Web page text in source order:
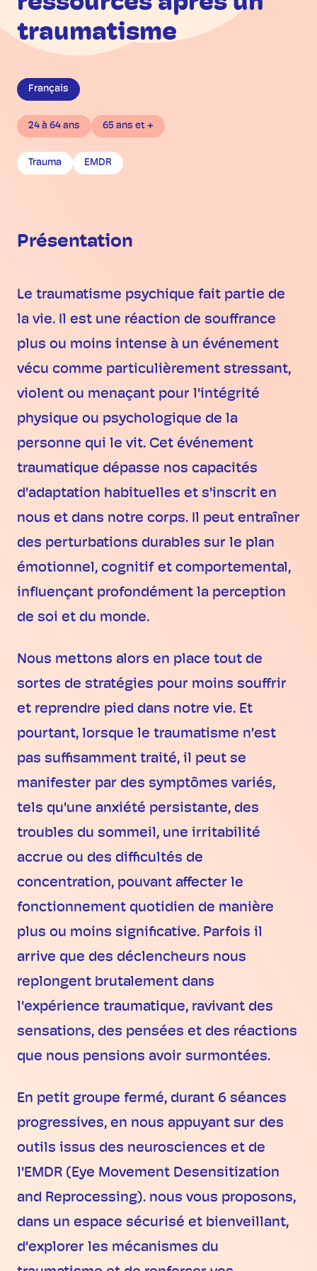
traumatisme
Français
24 à 64 ans 65 ans et +
Trauma EMDR
Présentation
Le traumatisme psychique fait partie de
la vie. Il est une réaction de souffrance
plus ou moins intense à un événement
vécu comme particulièrement stressant,
violent ou menaçant pour l'intégrité
physique ou psychologique de la
personne qui le vit. Cet événement
traumatique dépasse nos capacités
d'adaptation habituelles et s'inscrit en
nous et dans notre corps. Il peut entraîner
des perturbations durables sur le plan
émotionnel, cognitif et comportemental,
influençant profondément la perception
de soi et du monde.
Nous mettons alors en place tout de
sortes de stratégies pour moins souffrir
et reprendre pied dans notre vie. Et
pourtant, lorsque le traumatisme n’est
pas suffisamment traité, il peut se
manifester par des symptômes variés,
tels qu'une anxiété persistante, des
troubles du sommeil, une irritabilité
accrue ou des difficultés de
concentration, pouvant affecter le
fonctionnement quotidien de manière
plus ou moins significative. Parfois il
arrive que des déclencheurs nous
replongent brutalement dans
l'expérience traumatique, ravivant des
sensations, des pensées et des réactions
que nous pensions avoir surmontées.
En petit groupe fermé, durant 6 séances
progressives, en nous appuyant sur des
outils issus des neurosciences et de
l'EMDR (Eye Movement Desensitization
and Reprocessing). nous vous proposons,
dans un espace sécurisé et bienveillant,
d'explorer les mécanismes du